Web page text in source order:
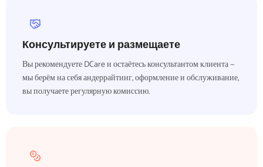
Консультируете и размещаете
Вы рекомендуете DCare и остаётесь консультантом клиента —
мы берём на себя андеррайтинг, оформление и обслуживание,
вы получаете регулярную комиссию.